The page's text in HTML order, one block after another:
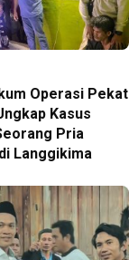
Operasi Pekat
Kasus
Pria
Langgikima